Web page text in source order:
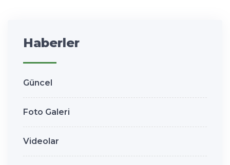
Haberler
Güncel
Foto Galeri
Videolar